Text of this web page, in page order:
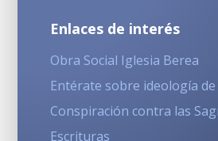
Enlaces de interés
Obra Social Iglesia Berea
Entérate sobre ideología
Conspiración contra las
Escrituras